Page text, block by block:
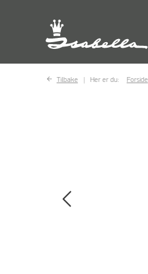
Tilbake Her er du: Forside